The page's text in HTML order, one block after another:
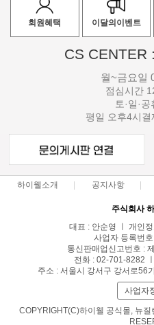
회원혜택 이달의이벤트
CS CENTER
월~금요일
점심시간
토·일·
평일 오후4시결
하이웰소개 공지사항
주식회사
대표 : 안순영 ㅣ 개인
사업자 등록번
통신판매업신고번호 :
전화 : 02-701-8282
주소 : 서울시 강서구 강서로56
사업자
COPYRIGHT(C)하이웰 공식몰, 뉴